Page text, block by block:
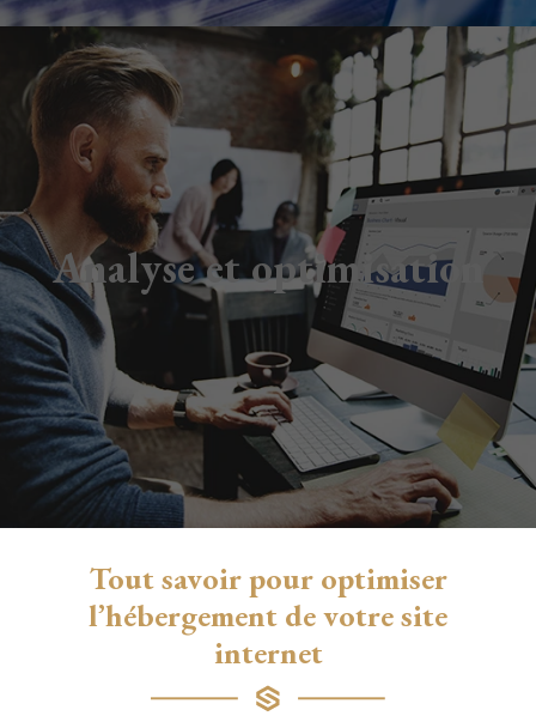
Analyse et optimisation
Tout savoir pour optimiser
l’hébergement de votre site
internet